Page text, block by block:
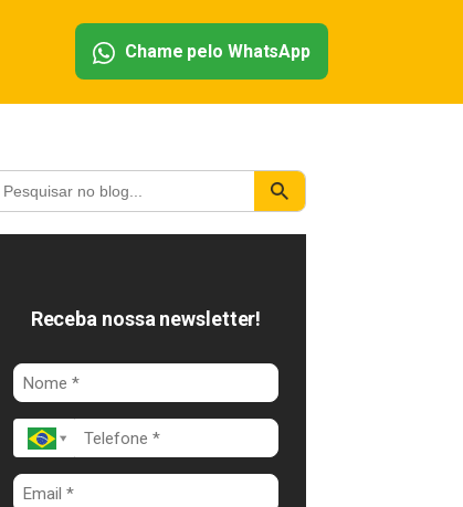
Chame pelo WhatsApp
Receba nossa newsletter!